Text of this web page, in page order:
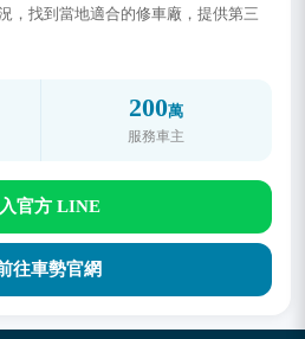
，找到當地適合的修車廠，提供第三
200萬
服務車主
官方 LINE
往車勢官網